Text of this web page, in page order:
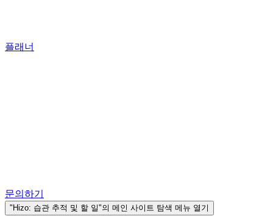
플래너
문의하기
"Hizo: 습관 추적 및 할 일"의 메인 사이트 탐색 메뉴 열기